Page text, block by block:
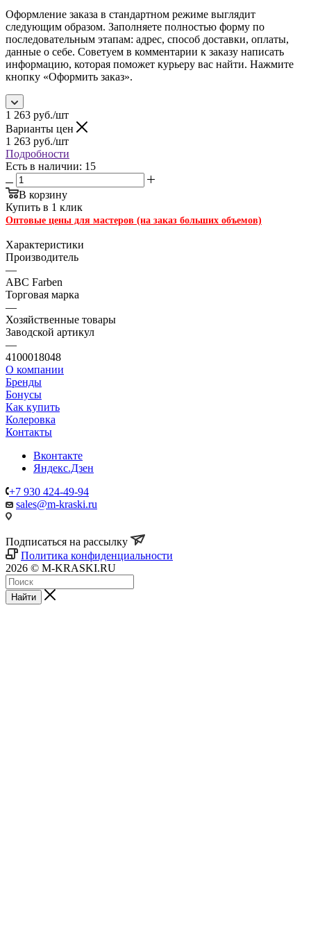
Оформление заказа в стандартном режиме выглядит
следующим образом. Заполняете полностью форму по
последовательным этапам: адрес, способ доставки, оплаты,
данные о себе. Советуем в комментарии к заказу написать
информацию, которая поможет курьеру вас найти. Нажмите
кнопку «Оформить заказ».
1 263 руб./шт
Варианты цен
1 263 руб./шт
Подробности
Есть в наличии: 15
В корзину
Купить в 1 клик
Оптовые цены для мастеров (на заказ больших объемов)
Характеристики
Производитель
—
ABC Farben
Торговая марка
—
Хозяйственные товары
Заводской артикул
—
4100018048
О компании
Бренды
Бонусы
Как купить
Колеровка
Контакты
Вконтакте
Яндекс.Дзен
+7 930 424-49-94
sales@m-kraski.ru
Подписаться на рассылку
Политика конфиденциальности
2026 © M-KRASKI.RU
Найти